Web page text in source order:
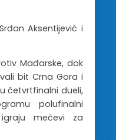
Aksentijević i
Mađarske, dok
bit Crna Gora i
četvrtfinalni dueli,
polufinalni
mečevi za